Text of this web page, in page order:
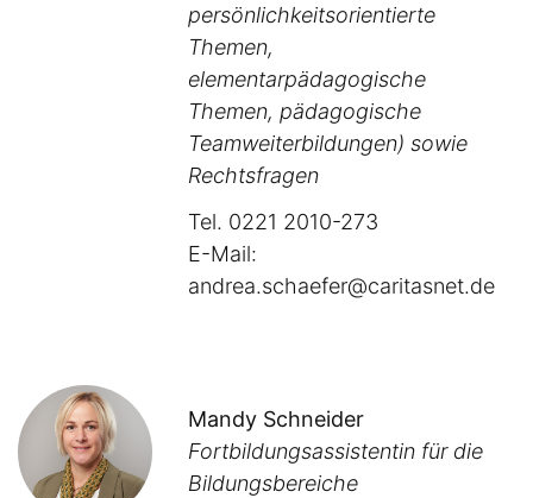
persönlichkeitsorientierte
Themen,
elementarpädagogische
Themen, pädagogische
Teamweiterbildungen) sowie
Rechtsfragen
Tel. 0221 2010-273
E-Mail:
andrea.schaefer@caritasnet.de
Mandy Schneider
Fortbildungsassistentin für die
Bildungsbereiche